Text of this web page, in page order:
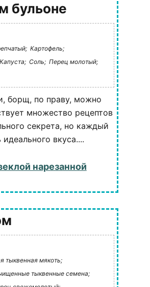
бульоне
Картофель;
Капуста; Соль; Перец молотый;
борщ, по праву, можно
множество рецептов
секрета, но каждый
вкуса....
нарезанной
тыквенная мякоть;
тыквенные семена;